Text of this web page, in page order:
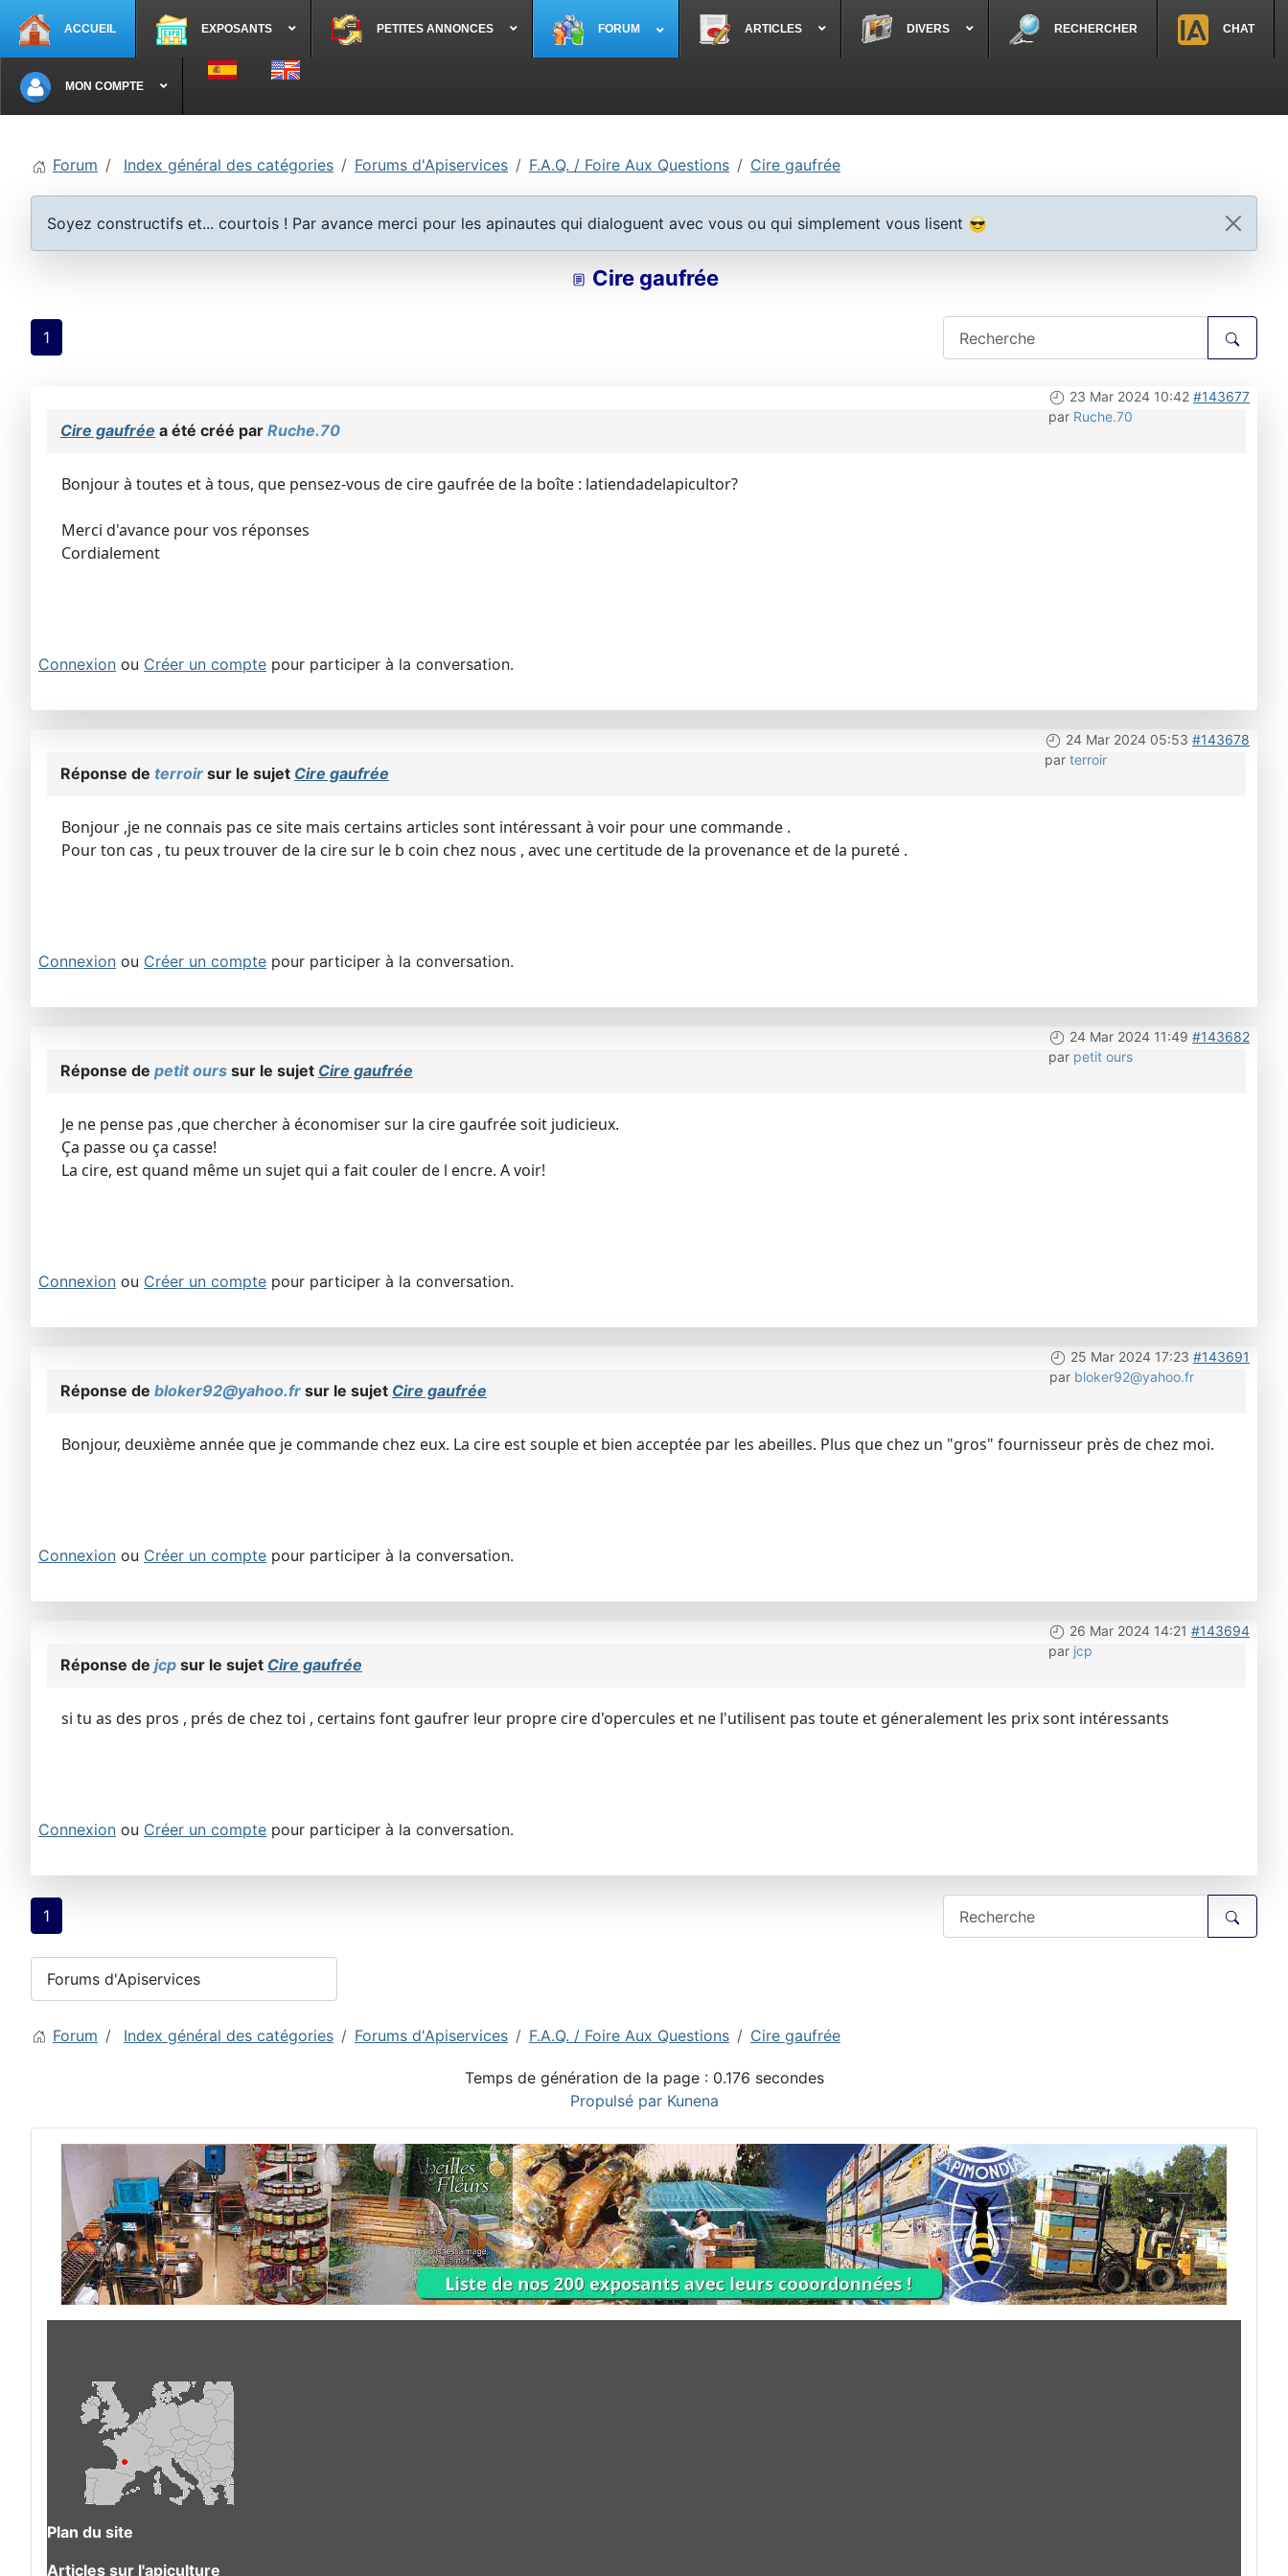
ACCUEIL EXPOSANTS PETITES ANNONCES FORUM ARTICLES DIVERS RECHERCHER CHAT
MON COMPTE
Sélectionnez votre langue
Forum Index général des catégories Forums d'Apiservices F.A.Q. / Foire Aux Questions Cire gaufrée
Soyez constructifs et... courtois ! Par avance merci pour les apinautes qui dialoguent avec vous ou qui simplement vous lisent
Cire gaufrée
1
23 Mar 2024 10:42 #143677
par Ruche.70
Cire gaufrée a été créé par Ruche.70
Bonjour à toutes et à tous, que pensez-vous de cire gaufrée de la boîte : latiendadelapicultor?
Merci d'avance pour vos réponses
Cordialement
Connexion ou Créer un compte pour participer à la conversation.
24 Mar 2024 05:53 #143678
par terroir
Réponse de terroir sur le sujet Cire gaufrée
Bonjour ,je ne connais pas ce site mais certains articles sont intéressant à voir pour une commande .
Pour ton cas , tu peux trouver de la cire sur le b coin chez nous , avec une certitude de la provenance et de la pureté .
Connexion ou Créer un compte pour participer à la conversation.
24 Mar 2024 11:49 #143682
par petit ours
Réponse de petit ours sur le sujet Cire gaufrée
Je ne pense pas ,que chercher à économiser sur la cire gaufrée soit judicieux.
Ça passe ou ça casse!
La cire, est quand même un sujet qui a fait couler de l encre. A voir!
Connexion ou Créer un compte pour participer à la conversation.
25 Mar 2024 17:23 #143691
par bloker92@yahoo.fr
Réponse de bloker92@yahoo.fr sur le sujet Cire gaufrée
Bonjour, deuxième année que je commande chez eux. La cire est souple et bien acceptée par les abeilles. Plus que chez un "gros" fournisseur près de chez moi.
Connexion ou Créer un compte pour participer à la conversation.
26 Mar 2024 14:21 #143694
par jcp
Réponse de jcp sur le sujet Cire gaufrée
si tu as des pros , prés de chez toi , certains font gaufrer leur propre cire d'opercules et ne l'utilisent pas toute et géneralement les prix sont intéressants
Connexion ou Créer un compte pour participer à la conversation.
1
Forum Index général des catégories Forums d'Apiservices F.A.Q. / Foire Aux Questions Cire gaufrée
Temps de génération de la page : 0.176 secondes
Propulsé par Kunena
Plan du site
Articles sur l'apiculture